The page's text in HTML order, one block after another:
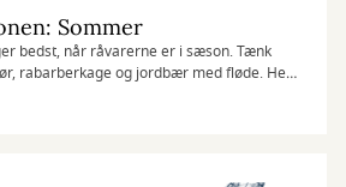
Sommer
bedst, når råvarerne er i sæson. Tænk
rabarberkage og jordbær med fløde. Her
lette serveringer, mad under åben himmel